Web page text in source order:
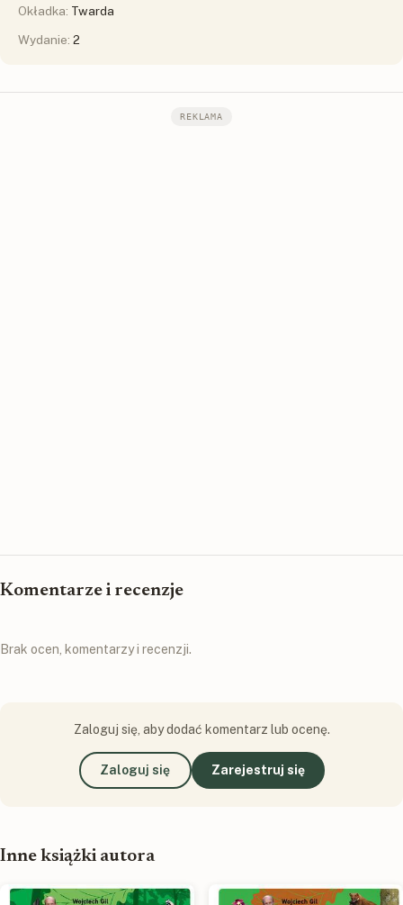
Okładka: Twarda
Wydanie: 2
REKLAMA
Komentarze i recenzje
Brak ocen, komentarzy i recenzji.
Zaloguj się, aby dodać komentarz lub ocenę.
Zaloguj się Zarejestruj się
Inne książki autora